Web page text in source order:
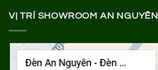
VỊ TRÍ SHOWROOM AN NGUYÊN